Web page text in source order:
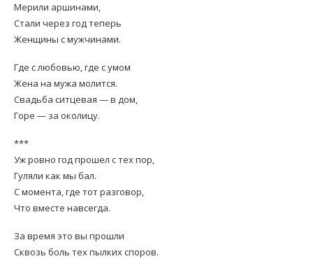
Мерили аршинами,
Стали через год теперь
Женщины с мужчинами.
Где с любовью, где с умом
Жена на мужа молится.
Свадьба ситцевая — в дом,
Горе — за околицу.
***
Уж ровно год прошел с тех пор,
Гуляли как мы бал.
С момента, где тот разговор,
Что вместе навсегда.
За время это вы прошли
Сквозь боль тех пылких споров.